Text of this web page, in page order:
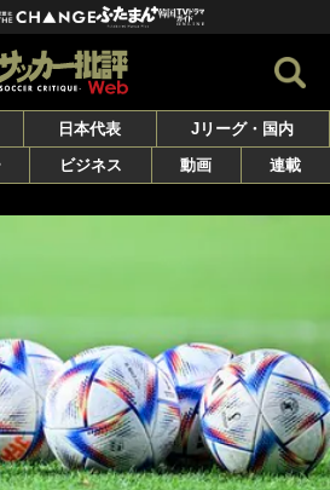
日本代表
Jリーグ・国内
ビジネス 動画 連載